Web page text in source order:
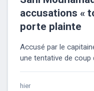
accusations «
porte plainte
Accusé par le
une tentative de coup
hier